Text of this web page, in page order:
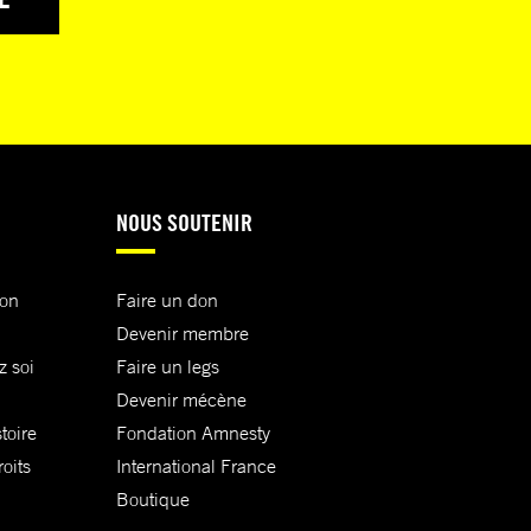
soi
NOUS SOUTENIR
Faire un don
Devenir membre
Faire un legs
Devenir mécène
Fondation Amnesty
International France
Boutique